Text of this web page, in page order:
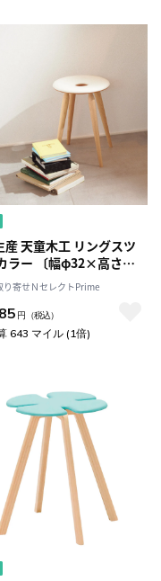
産 天童木工 リングスツ
ラー 〔幅φ32×高さ
面の高さ44.2cm〕
り寄せＮセレクトPrime
円 （税込）
643 マイル (1倍)